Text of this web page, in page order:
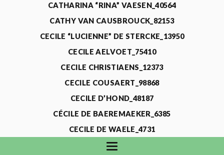
CATHARINA “RINA” VAESEN_40564
CATHY VAN CAUSBROUCK_82153
CECILE “LUCIENNE” DE STERCKE_13950
CECILE AELVOET_75410
CECILE CHRISTIAENS_12373
CECILE COUSAERT_98868
CECILE D’HOND_48187
CÉCILE DE BAEREMAEKER_6385
CECILE DE WAELE_4731
CECILE DEVOS_115318